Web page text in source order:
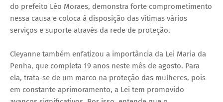
do prefeito Léo Moraes, demonstra forte comprometimento
nessa causa e coloca à disposição das vítimas vários
serviços e suporte através da rede de proteção.
Cleyanne também enfatizou a importância da Lei Maria da
Penha, que completa 19 anos neste mês de agosto. Para
ela, trata-se de um marco na proteção das mulheres, pois
em constante aprimoramento, a Lei tem promovido